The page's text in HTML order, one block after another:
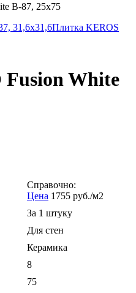
B-87, 25x75
31,6x31,6Плитка KEROS
White
Справочно:
Цена 1755 руб./м2
За 1 штуку
Для стен
Керамика
8
75